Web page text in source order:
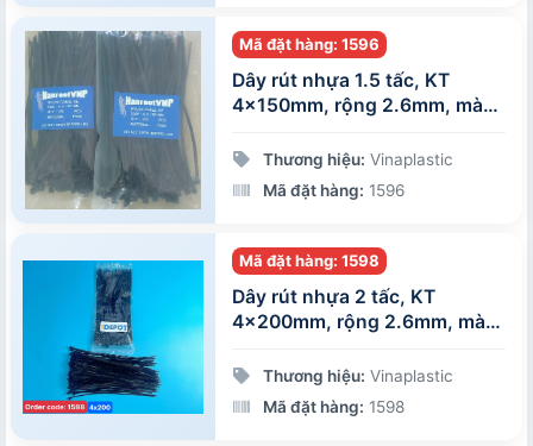
Mã đặt hàng: 1596
Dây rút nhựa 1.5 tấc, KT
4x150mm, rộng 2.6mm, màu
Thương hiệu: Vinaplastic
Mã đặt hàng: 1596
Mã đặt hàng: 1598
Dây rút nhựa 2 tấc, KT
4x200mm, rộng 2.6mm, màu
Thương hiệu: Vinaplastic
Mã đặt hàng: 1598